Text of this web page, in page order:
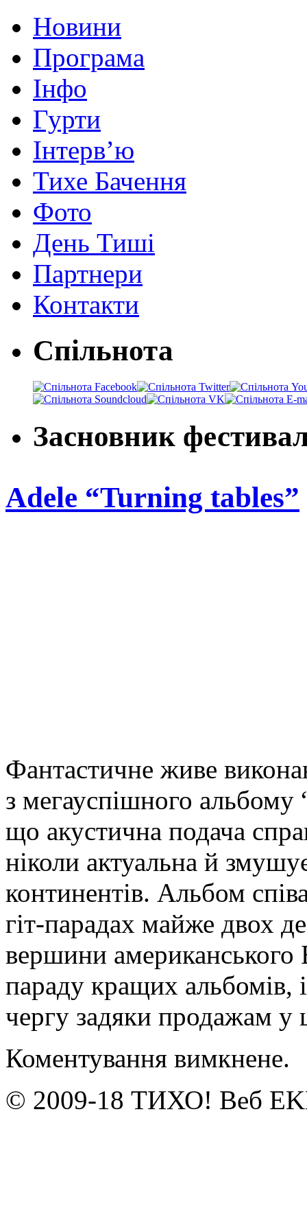
Новини
Програма
Інфо
Гурти
Інтерв’ю
Тихе Бачення
Фото
День Тиші
Партнери
Контакти
Спільнота
Засновник
Adele “Turning tables”
Фантастичне живе
з мегауспішного альбому
що акустична подача
ніколи актуальна й
континентів. Альбом
гіт-парадах майже двох
вершини американського
параду кращих альбомів,
чергу задяки продажам
Коментування вимкнене.
© 2009-18 ТИХО! Веб